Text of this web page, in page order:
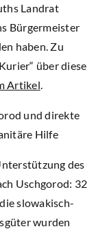
Landrat
Bürgermeister
haben. Zu
über diese
Artikel
und direkte
Hilfe
des
Uschgorod: 32
slowakisch-
wurden